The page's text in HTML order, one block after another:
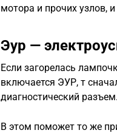
мотора и прочих узлов,
Эур —
Если загорелась
включается ЭУР, т
диагностический разъем.
В этом поможет то же